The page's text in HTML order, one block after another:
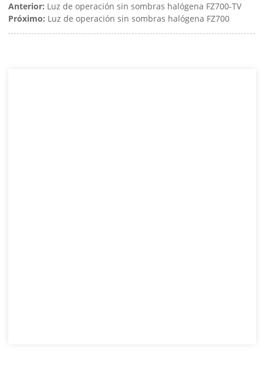
Anterior: Luz de operación sin sombras halógena FZ700-TV
Próximo: Luz de operación sin sombras halógena FZ700